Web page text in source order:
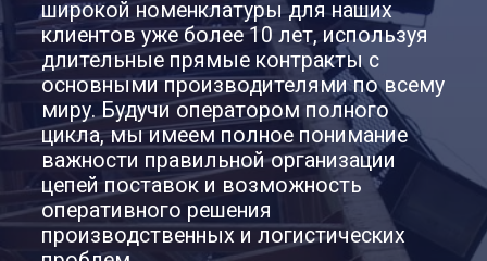
03
Оператор
полного цикла
Несём полную ответственность
за проект, включая проектирование,
поставку оборудования и ввод
в эксплуатацию.